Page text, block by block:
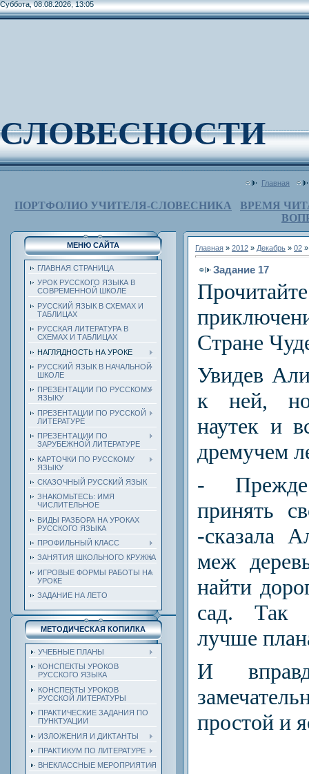
Суббота, 08.08.2026, 13:05
СЛОВЕСНОСТИ
Главная
ПОРТФОЛИО УЧИТЕЛЯ-СЛОВЕСНИКА
ВРЕМЯ
МЕНЮ САЙТА
ГЛАВНАЯ СТРАНИЦА
УРОК РУССКОГО ЯЗЫКА В
СОВРЕМЕННОЙ ШКОЛЕ
РУССКИЙ ЯЗЫК В СХЕМАХ И
ТАБЛИЦАХ
РУССКАЯ ЛИТЕРАТУРА В
СХЕМАХ И ТАБЛИЦАХ
НАГЛЯДНОСТЬ НА УРОКЕ
РУССКИЙ ЯЗЫК В НАЧАЛЬНОЙ
ШКОЛЕ
ПРЕЗЕНТАЦИИ ПО РУССКОМУ
ЯЗЫКУ
ПРЕЗЕНТАЦИИ ПО РУССКОЙ
ЛИТЕРАТУРЕ
ПРЕЗЕНТАЦИИ ПО
ЗАРУБЕЖНОЙ ЛИТЕРАТУРЕ
КАРТОЧКИ ПО РУССКОМУ
ЯЗЫКУ
СКАЗОЧНЫЙ РУССКИЙ ЯЗЫК
ЗНАКОМЬТЕСЬ: ИМЯ
ЧИСЛИТЕЛЬНОЕ
ВИДЫ РАЗБОРА НА УРОКАХ
РУССКОГО ЯЗЫКА
ПРОФИЛЬНЫЙ КЛАСС
ЗАНЯТИЯ ШКОЛЬНОГО КРУЖКА
ИГРОВЫЕ ФОРМЫ РАБОТЫ НА
УРОКЕ
ЗАДАНИЕ НА ЛЕТО
МЕТОДИЧЕСКАЯ КОПИЛКА
УЧЕБНЫЕ ПЛАНЫ
КОНСПЕКТЫ УРОКОВ
РУССКОГО ЯЗЫКА
КОНСПЕКТЫ УРОКОВ
РУССКОЙ ЛИТЕРАТУРЫ
ПРАКТИЧЕСКИЕ ЗАДАНИЯ ПО
ПУНКТУАЦИИ
ИЗЛОЖЕНИЯ И ДИКТАНТЫ
ПРАКТИКУМ ПО ЛИТЕРАТУРЕ
ВНЕКЛАССНЫЕ МЕРОПРИЯТИЯ
Главная » 2012 » Декабрь » 02
Задание 17
Стране
Увидев
к ней, но
наутек и
дремучем
-
принять
-сказала
меж
найти
сад. Так
лучше
И
простой и